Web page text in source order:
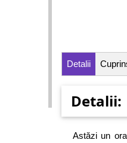
Detalii
Detalii:
Astăzi un